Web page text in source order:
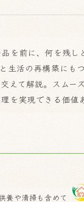
を前に、何を残し
生活の再構築にも
えて解説。スムー
を実現できる価値
養や清掃も含めて